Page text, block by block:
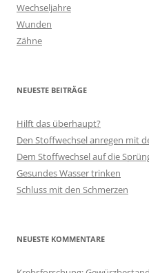
Wechseljahre
Wunden
Zähne
NEUESTE BEITRÄGE
Hilft das überhaupt?
Den Stoffwechsel anregen mit
Dem Stoffwechsel auf die
Gesundes Wasser trinken
Schluss mit den Schmerzen
NEUESTE KOMMENTARE